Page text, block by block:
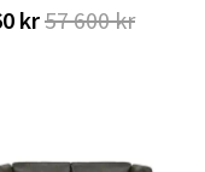
kr57 600 kr